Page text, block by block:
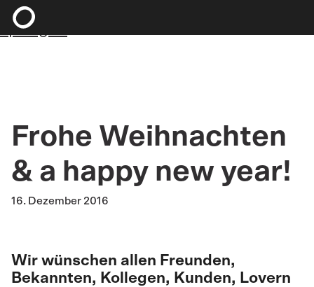
Zum Hauptinhalt springen
springen
Frohe Weihnachten
& a happy new year!
16. Dezember 2016
Wir wünschen allen Freunden,
Bekannten, Kollegen, Kunden, Lovern